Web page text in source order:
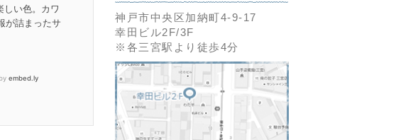
神戸市中央区加納町4-9-17
幸田ビル2F/3F
※各三宮駅より徒歩4分